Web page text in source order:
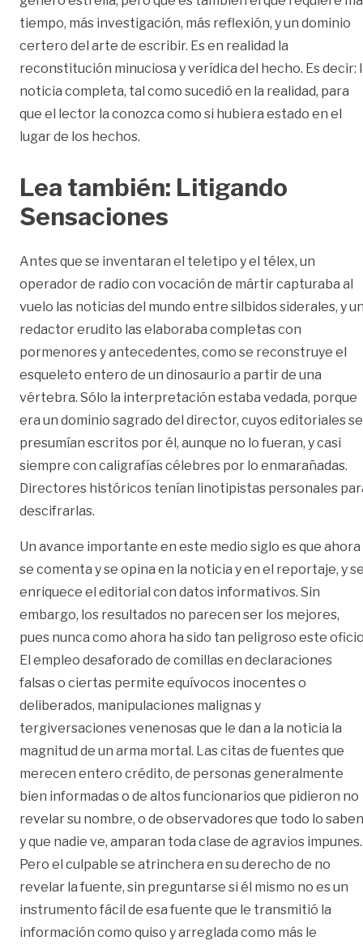
tiempo, más investigación, más reflexión, y un dominio
certero del arte de escribir. Es en realidad la
reconstitución minuciosa y verídica del hecho. Es decir:
noticia completa, tal como sucedió en la realidad, para
que el lector la conozca como si hubiera estado en el
lugar de los hechos.
Lea también: Litigando
Sensaciones
Antes que se inventaran el teletipo y el télex, un
operador de radio con vocación de mártir capturaba al
vuelo las noticias del mundo entre silbidos siderales, y
redactor erudito las elaboraba completas con
pormenores y antecedentes, como se reconstruye el
esqueleto entero de un dinosaurio a partir de una
vértebra. Sólo la interpretación estaba vedada, porque
era un dominio sagrado del director, cuyos editoriales se
presumían escritos por él, aunque no lo fueran, y casi
siempre con caligrafías célebres por lo enmarañadas.
Directores históricos tenían linotipistas personales
descifrarlas.
Un avance importante en este medio siglo es que ahora
se comenta y se opina en la noticia y en el reportaje, y
enriquece el editorial con datos informativos. Sin
embargo, los resultados no parecen ser los mejores,
pues nunca como ahora ha sido tan peligroso este
El empleo desaforado de comillas en declaraciones
falsas o ciertas permite equívocos inocentes o
deliberados, manipulaciones malignas y
tergiversaciones venenosas que le dan a la noticia la
magnitud de un arma mortal. Las citas de fuentes que
merecen entero crédito, de personas generalmente
bien informadas o de altos funcionarios que pidieron no
revelar su nombre, o de observadores que todo lo saben
y que nadie ve, amparan toda clase de agravios impunes.
Pero el culpable se atrinchera en su derecho de no
revelar la fuente, sin preguntarse si él mismo no es un
instrumento fácil de esa fuente que le transmitió la
información como quiso y arreglada como más le